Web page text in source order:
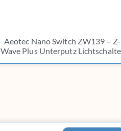
Aeotec Nano Switch ZW139 – Z-
Wave Plus Unterputz